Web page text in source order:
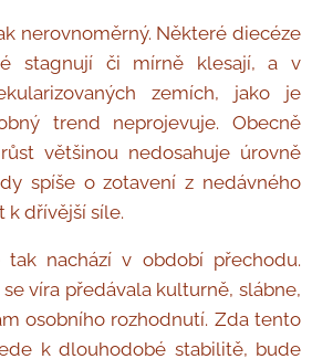
nerovnoměrný. Některé diecéze
stagnují či mírně klesají, a v
zemích, jako je
trend neprojevuje. Obecně
většinou nedosahuje úrovně
spíše o zotavení z nedávného
k dřívější síle.
tak nachází v období přechodu.
víra předávala kulturně, slábne,
osobního rozhodnutí. Zda tento
k dlouhodobé stabilitě, bude